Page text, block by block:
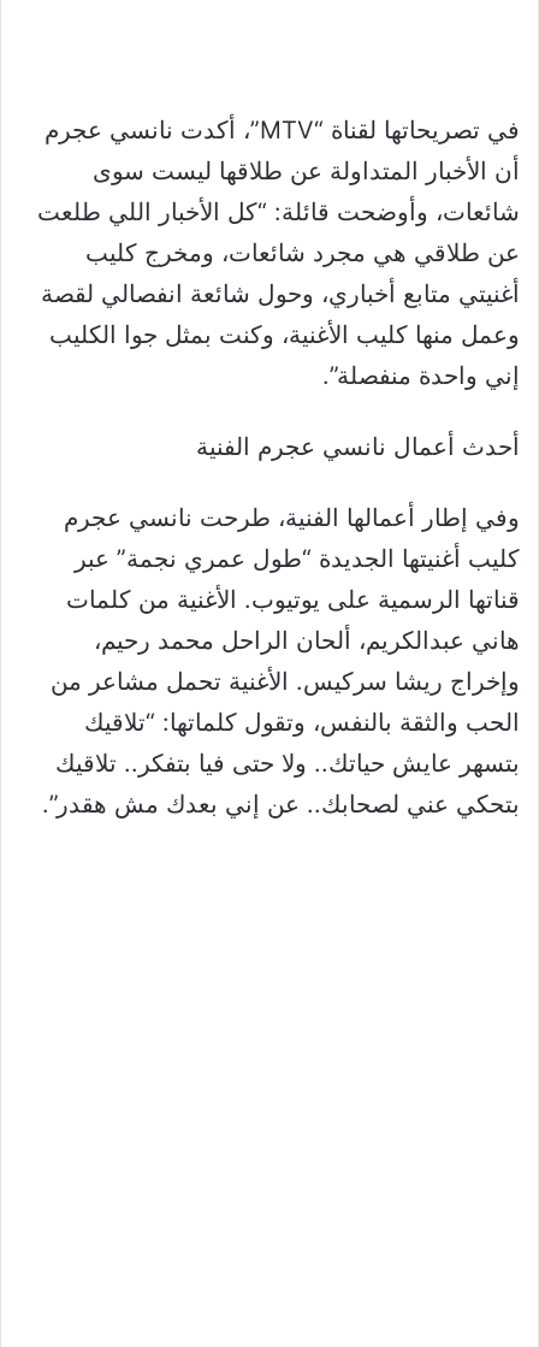
في تصريحاتها لقناة “MTV”، أكدت نانسي عجرم
أن الأخبار المتداولة عن طلاقها ليست سوى
شائعات، وأوضحت قائلة: “كل الأخبار اللي طلعت
عن طلاقي هي مجرد شائعات، ومخرج كليب
أغنيتي متابع أخباري، وحول شائعة انفصالي لقصة
وعمل منها كليب الأغنية، وكنت بمثل جوا الكليب
إني واحدة منفصلة”.
أحدث أعمال نانسي عجرم الفنية
وفي إطار أعمالها الفنية، طرحت نانسي عجرم
كليب أغنيتها الجديدة “طول عمري نجمة” عبر
قناتها الرسمية على يوتيوب. الأغنية من كلمات
هاني عبدالكريم، ألحان الراحل محمد رحيم،
وإخراج ريشا سركيس. الأغنية تحمل مشاعر من
الحب والثقة بالنفس، وتقول كلماتها: “تلاقيك
بتسهر عايش حياتك.. ولا حتى فيا بتفكر.. تلاقيك
بتحكي عني لصحابك.. عن إني بعدك مش هقدر”.